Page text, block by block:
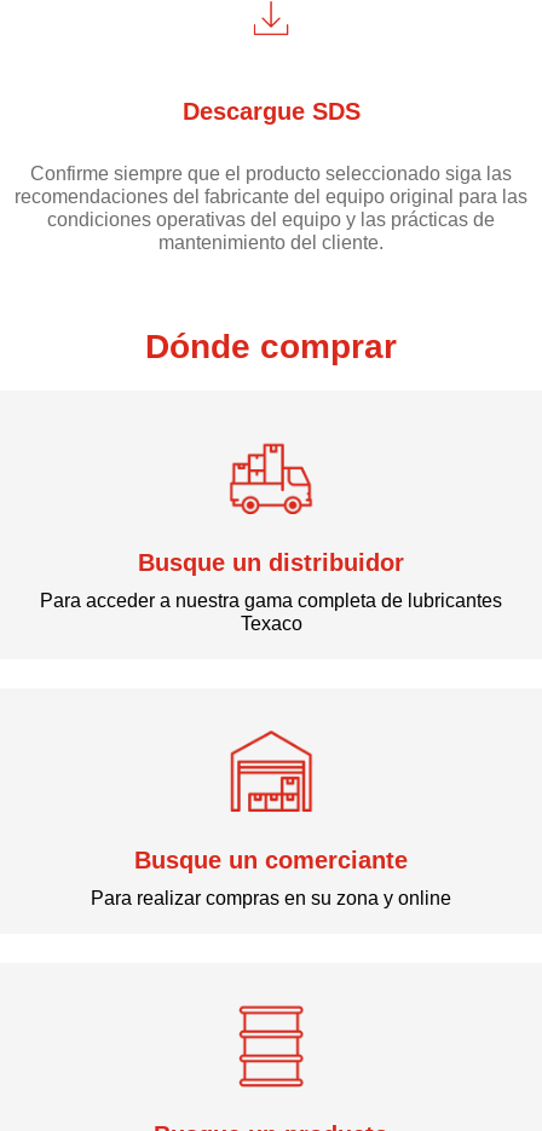
Descargue SDS
Confirme siempre que el producto seleccionado siga las
recomendaciones del fabricante del equipo original para las
condiciones operativas del equipo y las prácticas de
mantenimiento del cliente.
Dónde comprar
Busque un distribuidor
Para acceder a nuestra gama completa de lubricantes
Texaco
Busque un comerciante
Para realizar compras en su zona y online